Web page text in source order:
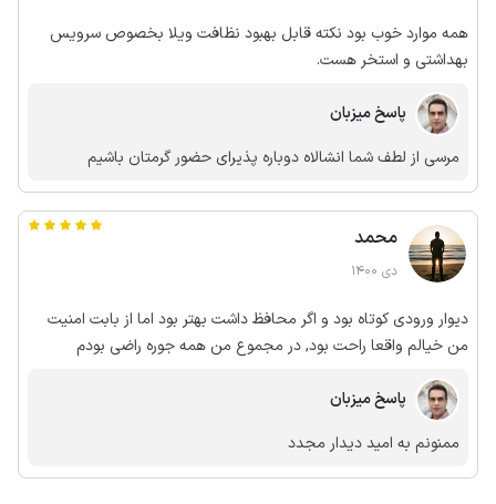
همه موارد خوب بود نکته قابل بهبود نظافت ویلا بخصوص سرویس
بهداشتی و استخر هست.
پاسخ میزبان
مرسی از لطف شما انشالاه دوباره پذیرای حضور گرمتان باشیم
محمد
دی 1400
دیوار ورودی کوتاه بود و اگر محافظ داشت بهتر بود اما از بابت امنیت
من خیالم واقعا راحت بود, در مجموع من همه جوره راضی بودم
پاسخ میزبان
ممنونم به امید دیدار مجدد